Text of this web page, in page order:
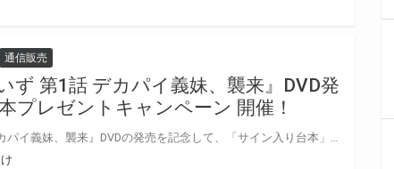
通信販売
ず 第1話 デカパイ義妹、襲来』DVD発
プレゼントキャンペーン 開催！